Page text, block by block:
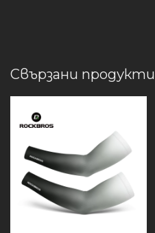
Свързани продукти